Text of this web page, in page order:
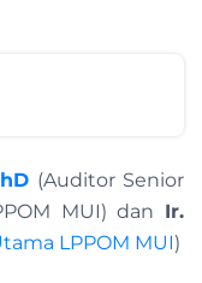
(Auditor Senior
MUI) dan Ir.
LPPOM MUI)